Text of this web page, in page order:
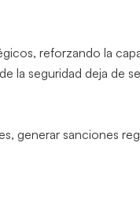
reforzando la
la seguridad deja de
generar sanciones